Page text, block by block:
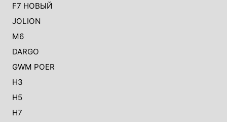
F7 НОВЫЙ
JOLION
M6
DARGO
GWM POER
H3
H5
H7